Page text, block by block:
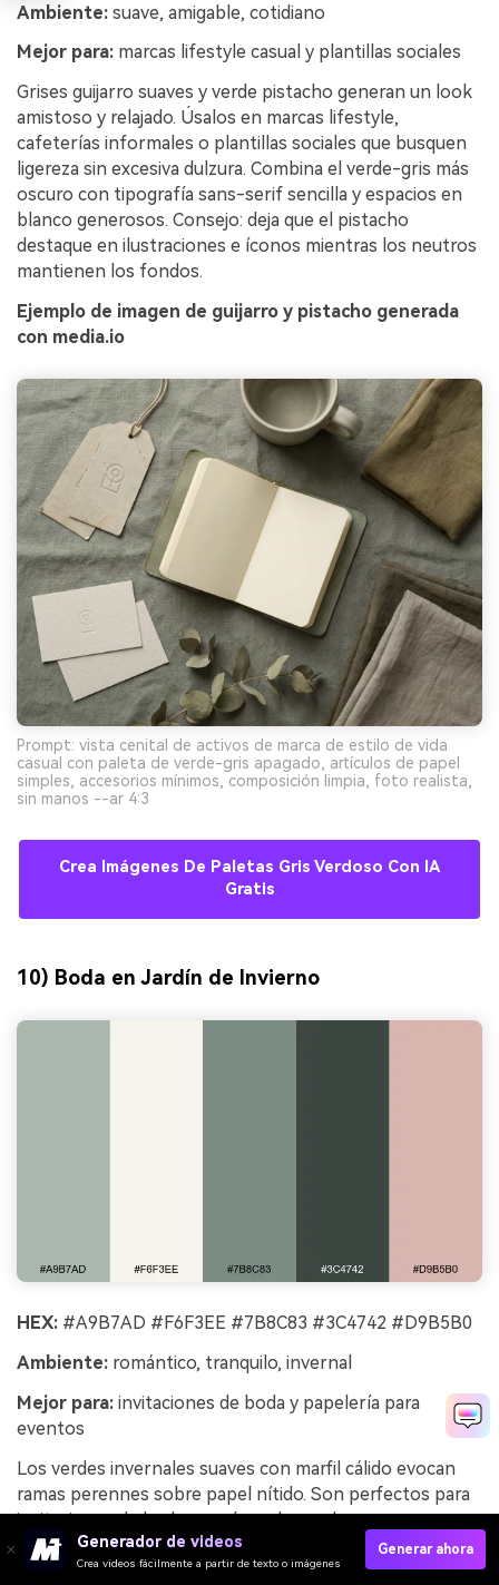
Ambiente: suave, amigable, cotidiano
Mejor para: marcas lifestyle casual y plantillas sociales
Grises guijarro suaves y verde pistacho generan un look
amistoso y relajado. Úsalos en marcas lifestyle,
cafeterías informales o plantillas sociales que busquen
ligereza sin excesiva dulzura. Combina el verde-gris más
oscuro con tipografía sans-serif sencilla y espacios en
blanco generosos. Consejo: deja que el pistacho
destaque en ilustraciones e íconos mientras los neutros
mantienen los fondos.
Ejemplo de imagen de guijarro y pistacho generada
con media.io
Prompt: vista cenital de activos de marca de estilo de vida
casual con paleta de verde-gris apagado, artículos de papel
simples, accesorios mínimos, composición limpia, foto realista,
sin manos --ar 4:3
Crea Imágenes De Paletas Gris Verdoso Con IA
Gratis
10) Boda en Jardín de Invierno
HEX: #A9B7AD #F6F3EE #7B8C83 #3C4742 #D9B5B0
Ambiente: romántico, tranquilo, invernal
Mejor para: invitaciones de boda y papelería para
eventos
Los verdes invernales suaves con marfil cálido evocan
ramas perennes sobre papel nítido. Son perfectos para
invitaciones de boda, menús y planos de mesa que
buscan elegancia sin mucho contraste. Combina el
acento rosado con tipos serif delicados y sutiles
Generador de videos
Crea videos fácilmente a partir de texto o imágenes
Generar ahora